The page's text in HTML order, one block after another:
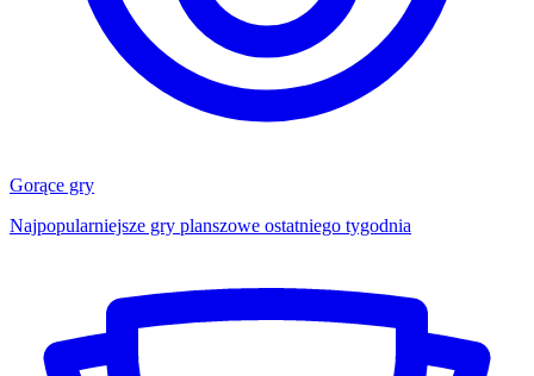
Gorące gry
Najpopularniejsze gry planszowe ostatniego tygodnia